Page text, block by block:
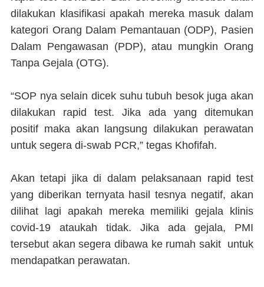
dilakukan klasifikasi apakah mereka masuk dalam
kategori Orang Dalam Pemantauan (ODP), Pasien
Dalam Pengawasan (PDP), atau mungkin Orang
Tanpa Gejala (OTG).
“SOP nya selain dicek suhu tubuh besok juga akan
dilakukan rapid test. Jika ada yang ditemukan
positif maka akan langsung dilakukan perawatan
untuk segera di-swab PCR,” tegas Khofifah.
Akan tetapi jika di dalam pelaksanaan rapid test
yang diberikan ternyata hasil tesnya negatif, akan
dilihat lagi apakah mereka memiliki gejala klinis
covid-19 ataukah tidak. Jika ada gejala, PMI
tersebut akan segera dibawa ke rumah sakit untuk
mendapatkan perawatan.